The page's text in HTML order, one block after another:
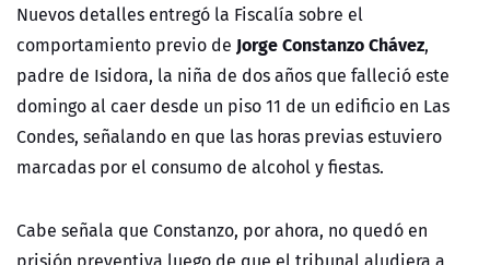
Nuevos detalles entregó la Fiscalía sobre el
comportamiento previo de Jorge Constanzo Chávez,
padre de Isidora, la niña de dos años que falleció este
domingo al caer desde un piso 11 de un edificio en Las
Condes, señalando en que las horas previas estuviero
marcadas por el consumo de alcohol y fiestas.
Cabe señala que Constanzo, por ahora, no quedó en